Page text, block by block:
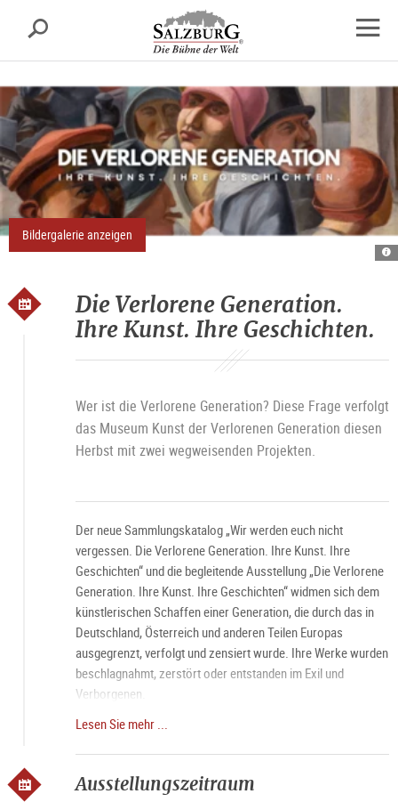
sr.skipnav.Zum
Inhalt
springen
sr.skipnav.Zum
Hauptmenü
springen
sr.skipnav.Zu
den
Kontaktinformationen
Suche
Bildergalerie anzeigen
Die Verlorene Generation.
Ihre Kunst. Ihre Geschichten.
Wer ist die Verlorene Generation? Diese Frage verfolgt
das Museum Kunst der Verlorenen Generation diesen
Herbst mit zwei wegweisenden Projekten.
Der neue Sammlungskatalog „Wir werden euch nicht
vergessen. Die Verlorene Generation. Ihre Kunst. Ihre
Geschichten“ und die begleitende Ausstellung „Die Verlorene
Generation. Ihre Kunst. Ihre Geschichten“ widmen sich dem
künstlerischen Schaffen einer Generation, die durch das in
Deutschland, Österreich und anderen Teilen Europas
ausgegrenzt, verfolgt und zensiert wurde. Ihre Werke wurden
beschlagnahmt, zerstört oder entstanden im Exil und
Verborgenen.
Voranmeldung.
Lesen Sie mehr ...
Ausstellungszeitraum